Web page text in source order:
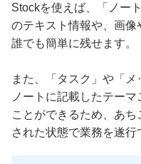
Stockを使えば、「ノー
のテキスト情報や、画
誰でも簡単に残せます。
また、「タスク」や「メ
ノートに記載したテー
ことができるため、あ
された状態で業務を遂行